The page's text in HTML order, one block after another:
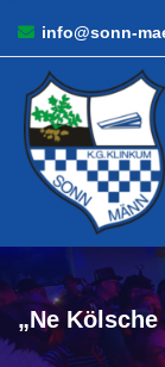
info@sonn-
„Ne Kölsche